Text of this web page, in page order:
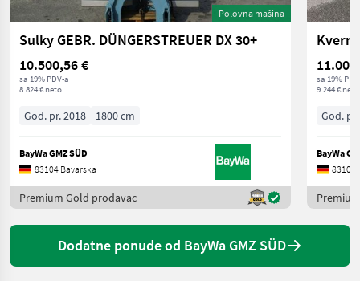
Polovna mašina
Sulky GEBR. DÜNGERSTREUER DX 30+
10.500,56 €
sa 19% PDV-a
8.824 € neto
God. pr. 2018 1800 cm
BayWa GMZ SÜD
83104 Bavarska
Premium Gold prodavac
sa 19%
9.244 € neto
God.
BayWa
83104
Dodatne ponude od BayWa GMZ SÜD